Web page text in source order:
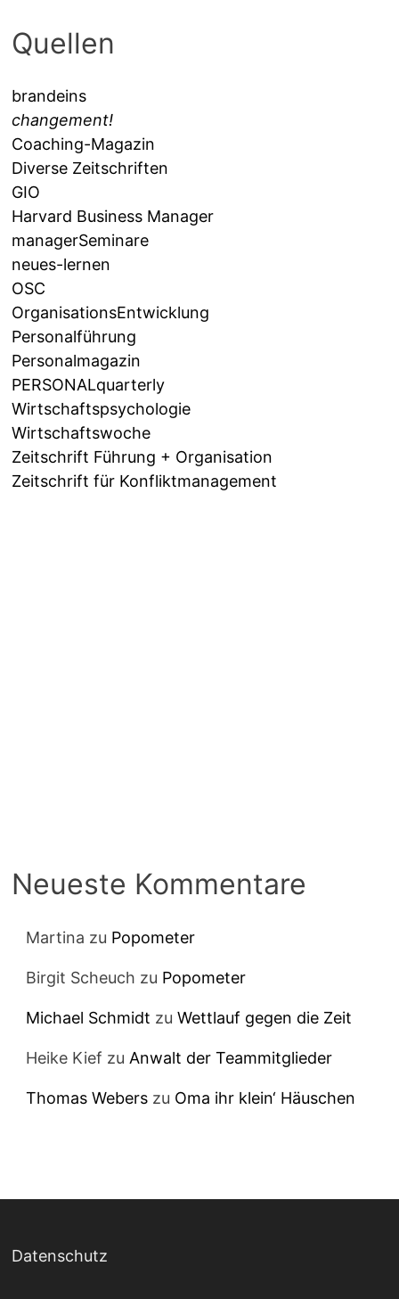
Quellen
brandeins
changement!
Coaching-Magazin
Diverse Zeitschriften
GIO
Harvard Business Manager
managerSeminare
neues-lernen
OSC
OrganisationsEntwicklung
Personalführung
Personalmagazin
PERSONALquarterly
Wirtschaftspsychologie
Wirtschaftswoche
Zeitschrift Führung + Organisation
Zeitschrift für Konfliktmanagement
Neueste Kommentare
Martina zu Popometer
Birgit Scheuch zu Popometer
Michael Schmidt zuWettlauf gegen die Zeit
Heike Kief zu Anwalt der Teammitglieder
Thomas Webers zu Oma ihr klein‘ Häuschen
Datenschutz